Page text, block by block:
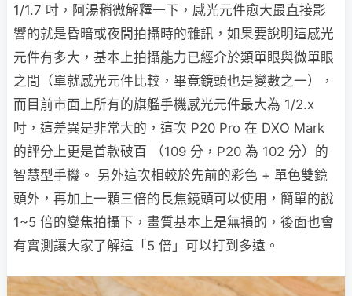
1/1.7 吋，阿湯稍微解釋一下，感光元件愈大最直接影
響的就是昏暗或夜間拍攝時的雜訊，如果要說明這感光
元件有多大，基本上拍攝能力已經介於類單眼與微單眼
之間（單就感光元件比較，畢竟鏡頭也是變數之一），
而目前市面上所有的旗艦手機感光元件最大為 1/2.x
吋，這差異是非常大的，這次 P20 Pro 在 DXO Mark
的評分上更是首款破百 （109 分，P20 為 102 分）的
智慧型手機。 另外這次相較於先前的彩色 + 單色雙鏡
頭外，再加上一顆三倍的長焦鏡頭可以使用，簡單的說
1~5 倍的變焦拍攝下，畫質基本上是無損的，後面也會
有實測讓大家了解這「5 倍」可以打到多遠。